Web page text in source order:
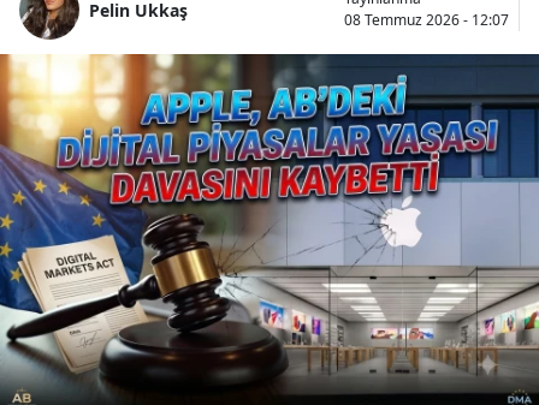
Pelin Ukkaş
08 Temmuz 2026 - 12:07